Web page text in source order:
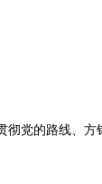
党的路线、方